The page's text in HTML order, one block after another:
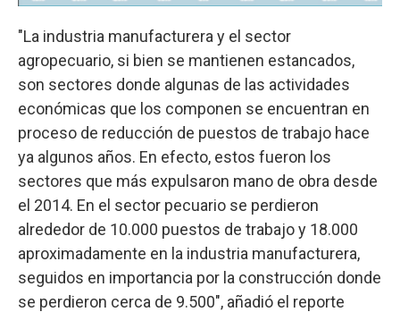
"La industria manufacturera y el sector
agropecuario, si bien se mantienen estancados,
son sectores donde algunas de las actividades
económicas que los componen se encuentran en
proceso de reducción de puestos de trabajo hace
ya algunos años. En efecto, estos fueron los
sectores que más expulsaron mano de obra desde
el 2014. En el sector pecuario se perdieron
alrededor de 10.000 puestos de trabajo y 18.000
aproximadamente en la industria manufacturera,
seguidos en importancia por la construcción donde
se perdieron cerca de 9.500", añadió el reporte